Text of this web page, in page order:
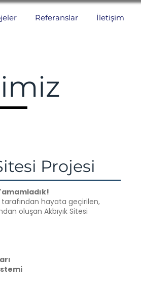
Referanslar İletişim
Projesi
tarafından hayata geçirilen,
oluşan Akbıyık Sitesi